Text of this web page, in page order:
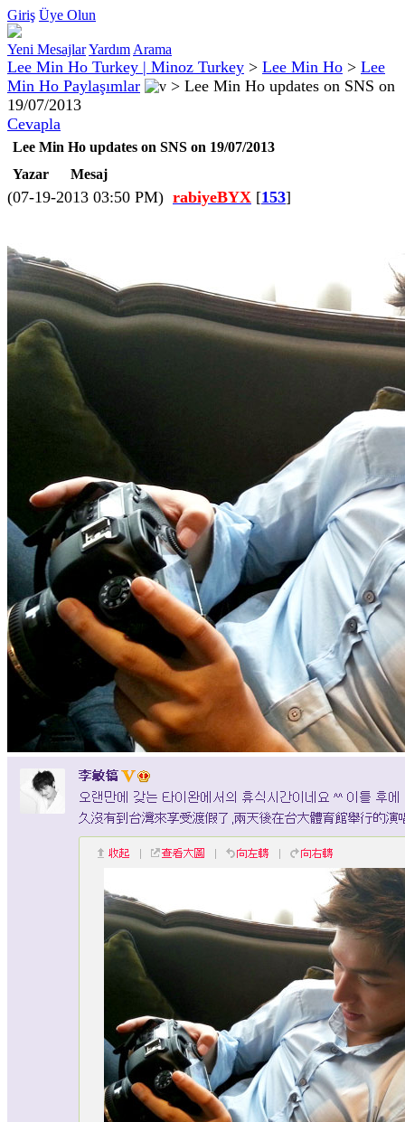
Giriş Üye Olun
Yeni MesajlarYardım Arama
Lee Min Ho Turkey | Minoz Turkey > Lee Min Ho > Lee
Min Ho Paylaşımlar
> Lee Min Ho updates on SNS on
19/07/2013
Cevapla
Lee Min Ho updates on SNS on 19/07/2013
Yazar
Mesaj
(07-19-2013 03:50 PM) rabiyeBYX [153]